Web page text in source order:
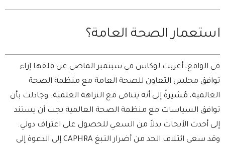
استعمار الصحة العامة؟
في الواقع، أعربت لوكاس في سبتمبر الماضي عن قلقها إزاء
توافق مجلس التعاون للصحة العامة مع منظمة الصحة
العالمية، مُشيرةً إلى أنه يتنافى مع النزاهة العلمية. وجادلت بأن
توافق السياسات مع منظمة الصحة العالمية يجب أن يستند
إلى أحدث الأبحاث بدلاً من السعي للحصول على اعتراف دولي.
وقد سعى ائتلاف الحد من أضرار التبغ CAPHRA إلى الدعوة إلى